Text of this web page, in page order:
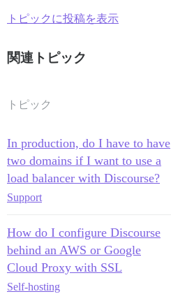
トピックに投稿を表示
関連トピック
トピック
In production, do I have to have
two domains if I want to use a
load balancer with Discourse?
Support
How do I configure Discourse
behind an AWS or Google
Cloud Proxy with SSL
Self-hosting